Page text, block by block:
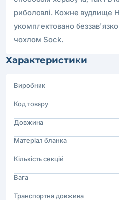
риболовлі. Кожне вудлище
укомплектовано
чохлом Sock.
Характеристики
Виробник
Код товару
Довжина
Матеріал бланка
Кількість секцій
Вага
Транспортна довжина